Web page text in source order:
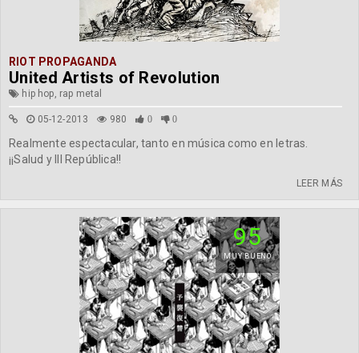
RIOT PROPAGANDA
United Artists of Revolution
hip hop, rap metal
05-12-2013 980 0 0
Realmente espectacular, tanto en música como en letras.
¡¡Salud y III República!!
LEER MÁS
95
MUY BUENO